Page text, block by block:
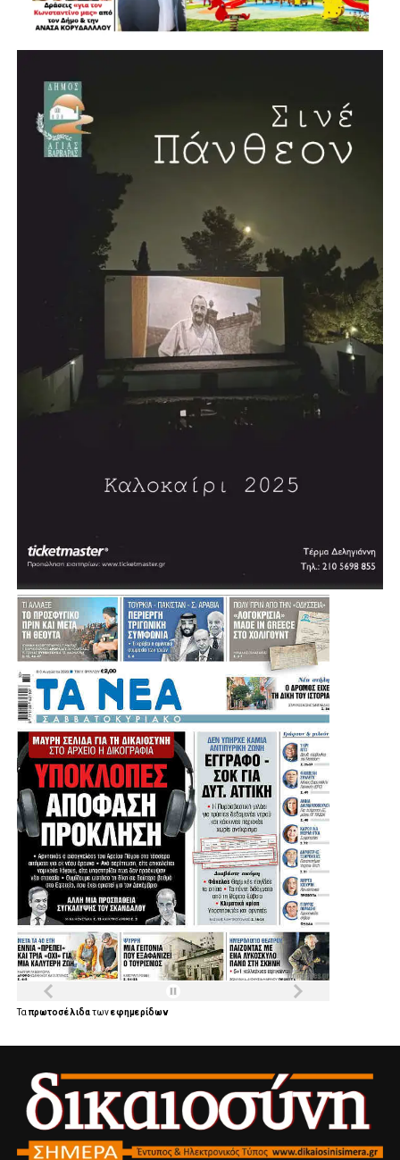
Ταπρωτοσέλιδατωνεφημερίδων